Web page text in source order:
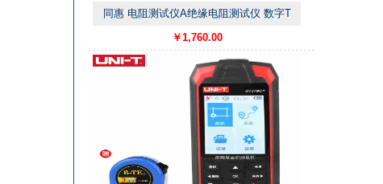
同惠 电阻测试仪A绝缘电阻测试仪 数字T
￥1,760.00